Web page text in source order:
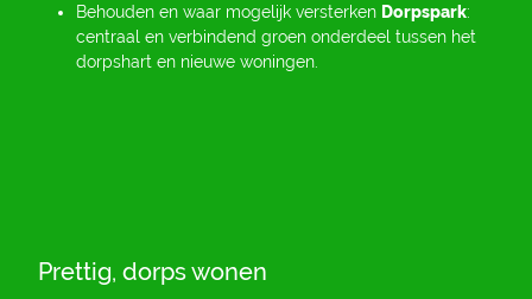
Behouden en waar mogelijk versterken Dorpspark:
centraal en verbindend groen onderdeel tussen het
dorpshart en nieuwe woningen.
Prettig, dorps wonen